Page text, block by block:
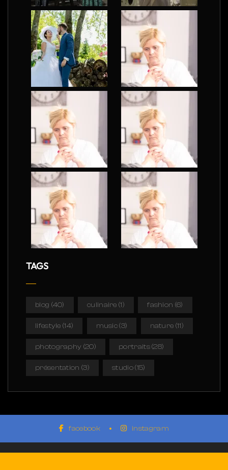
TAGS
blog (40) culinaire (1) fashion (6)
lifestyle (14) music(3) nature (11)
photography (20) portraits(28)
présentation (3) studio(15)
facebook instagram